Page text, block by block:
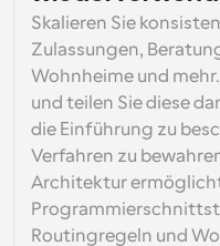
Skalieren Sie
Zulassungen,
Wohnheime und
und teilen Sie diese
die Einführung zu
Verfahren zu
Architektur
Routingregeln und